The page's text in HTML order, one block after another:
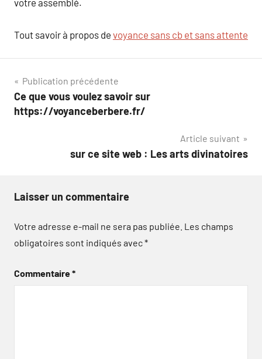
votre assemblé.
Tout savoir à propos de voyance sans cb et sans attente
Navigation
de
Publication précédente
Ce que vous voulez savoir sur
https://voyanceberbere.fr/
Article suivant
sur ce site web : Les arts divinatoires
Laisser un commentaire
Votre adresse e-mail ne sera pas publiée. Les champs
obligatoires sont indiqués avec*
Commentaire*